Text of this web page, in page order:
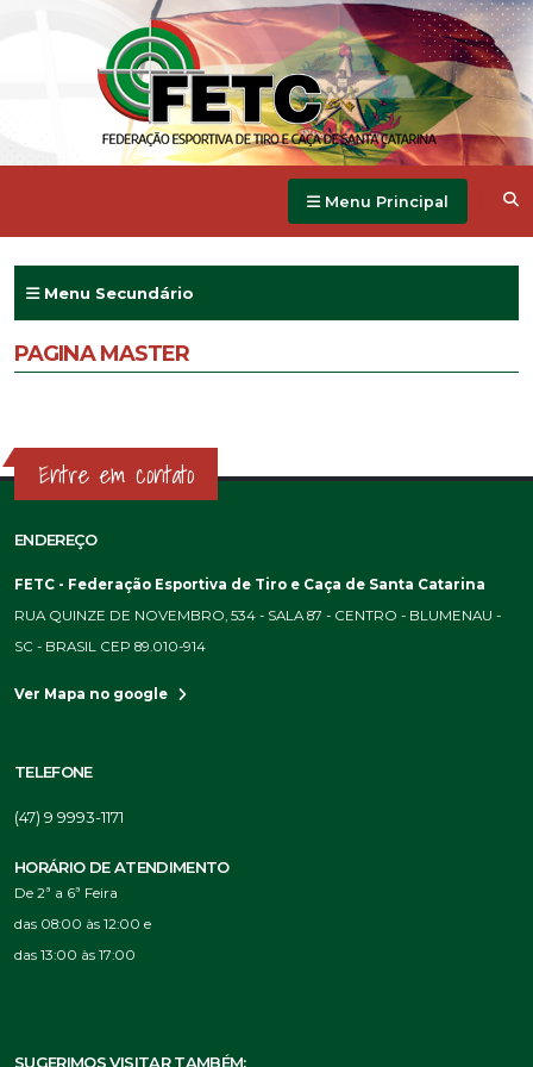
Menu Principal
Menu Secundário
PAGINA MASTER
Entre em contato
ENDEREÇO
FETC - Federação Esportiva de Tiro e Caça de Santa Catarina
RUA QUINZE DE NOVEMBRO, 534 - SALA 87 - CENTRO - BLUMENAU -
SC - BRASIL CEP 89.010-914
Ver Mapa no google
TELEFONE
(47) 9 9993-1171
HORÁRIO DE ATENDIMENTO
De 2ª a 6ª Feira
das 08:00 às 12:00 e
das 13:00 às 17:00
SUGERIMOS VISITAR TAMBÉM: